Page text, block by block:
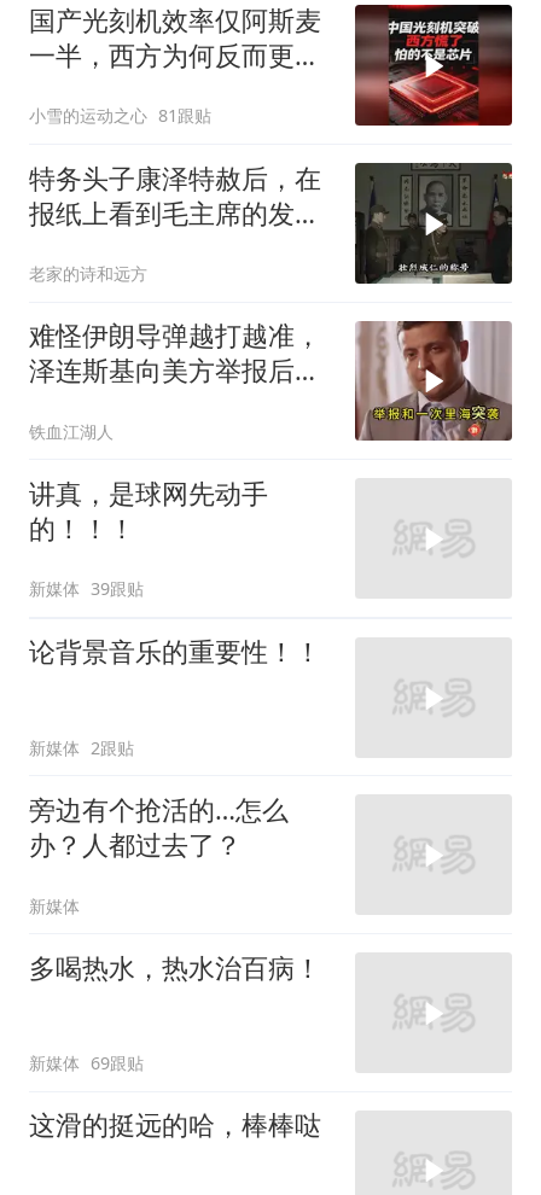
国产光刻机效率仅阿斯麦
一半，西方为何反而更
小雪的运动之心 81跟贴
特务头子康泽特赦后，在
报纸上看到毛主席的发
老家的诗和远方
难怪伊朗导弹越打越准，
泽连斯基向美方举报后，
铁血江湖人
讲真，是球网先动手
的！！！
新媒体 39跟贴
论背景音乐的重要性！！
新媒体 2跟贴
旁边有个抢活的…怎么
办？人都过去了？
新媒体
多喝热水，热水治百病！
新媒体 69跟贴
这滑的挺远的哈，棒棒哒